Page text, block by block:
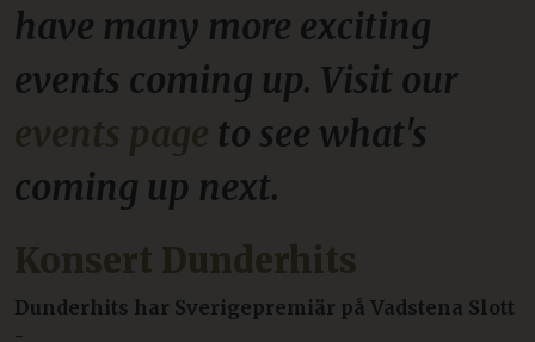
have many more exciting
events coming up. Visit our
events page to see what's
coming up next.
Konsert Dunderhits
Dunderhits har Sverigepremiär på Vadstena Slott
-